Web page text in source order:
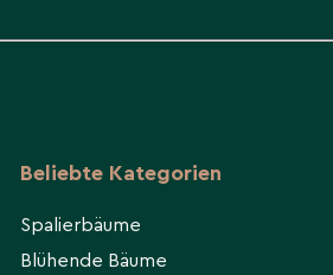
Beliebte Kategorien
Spalierbäume
Blühende Bäume